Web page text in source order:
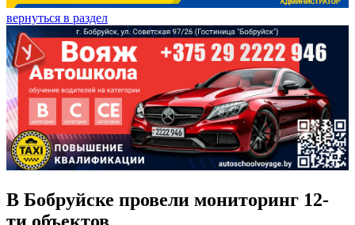
вернуться в раздел
В Бобруйске провели мониторинг 12-